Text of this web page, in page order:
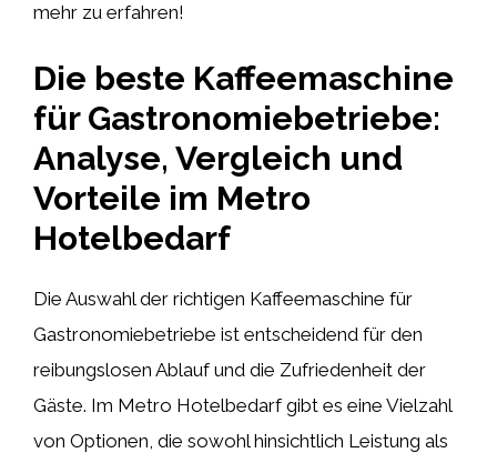
mehr zu erfahren!
Die beste Kaffeemaschine
für Gastronomiebetriebe:
Analyse, Vergleich und
Vorteile im Metro
Hotelbedarf
Die Auswahl der richtigen Kaffeemaschine für
Gastronomiebetriebe ist entscheidend für den
reibungslosen Ablauf und die Zufriedenheit der
Gäste. Im Metro Hotelbedarf gibt es eine Vielzahl
von Optionen, die sowohl hinsichtlich Leistung als